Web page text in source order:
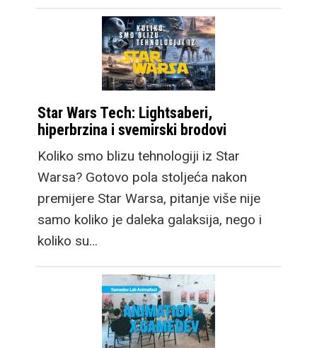
dosadašnju
funkcionalnost s
vrhunskim setom
kamera.
Ovdje je sada i treći
novi format gledanja.
Taktički je dizajniran da
vanjski zaslon ima
omjere stranica 16:10,
Star Wars Tech: Lightsaberi,
hiperbrzina i svemirski brodovi
Koliko smo blizu tehnologiji iz Star
Warsa? Gotovo pola stoljeća nakon
premijere Star Warsa, pitanje više nije
samo koliko je daleka galaksija, nego i
koliko su…